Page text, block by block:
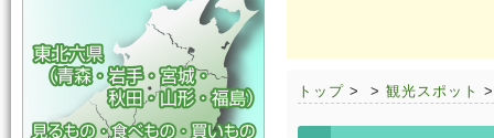
トップ > > 観光スポット